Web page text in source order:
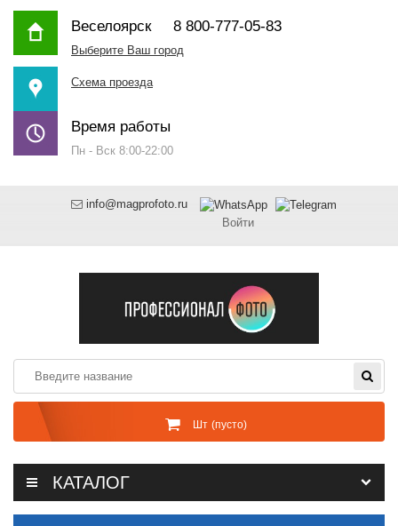
Веселоярск8 800-777-05-83
Выберите Ваш город
Схема проезда
Время работы
Пн - Вск 8:00-22:00
info@magprofoto.ru
Войти
Шт (пусто)
КАТАЛОГ